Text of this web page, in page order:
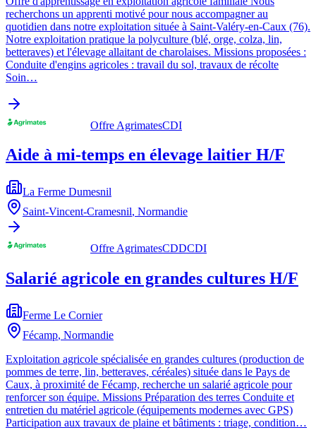
recherchons un apprenti motivé pour nous accompagner au
quotidien dans notre exploitation située à Saint-Valéry-en-Caux (76).
Notre exploitation pratique la polyculture (blé, orge, colza, lin,
betteraves) et l'élevage allaitant de charolaises. Missions proposées :
Conduite d'engins agricoles : travail du sol, travaux de récolte
Soin…
Offre AgrimatesCDI
Aide à mi-temps en élevage laitier H/F
La Ferme Dumesnil
Saint-Vincent-Cramesnil, Normandie
Offre AgrimatesCDDCDI
Salarié agricole en grandes cultures H/F
Ferme Le Cornier
Fécamp, Normandie
Exploitation agricole spécialisée en grandes cultures (production de
pommes de terre, lin, betteraves, céréales) située dans le Pays de
Caux, à proximité de Fécamp, recherche un salarié agricole pour
renforcer son équipe. Missions Préparation des terres Conduite et
entretien du matériel agricole (équipements modernes avec GPS)
Participation aux travaux de plaine et bâtiments : triage, condition…